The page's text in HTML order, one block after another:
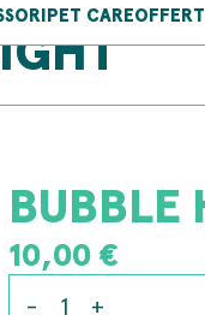
PET CARE
BUBBLE
10,00€